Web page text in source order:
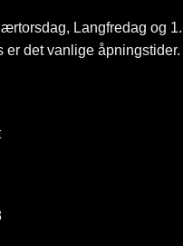
Langfredag og 1.
er det vanlige åpningstider.